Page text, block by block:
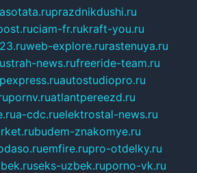
prazdnikdushi.ru
ciam-fr.rukraft-you.ru
web-explore.rurastenuya.ru
strah-news.rufreeride-team.ru
autostudiopro.ru
pornv.ruatlantpereezd.ru
a-cdc.ruelektrostal-news.ru
budem-znakomye.ru
emfire.rupro-otdelky.ru
seks-uzbek.ruporno-vk.ru